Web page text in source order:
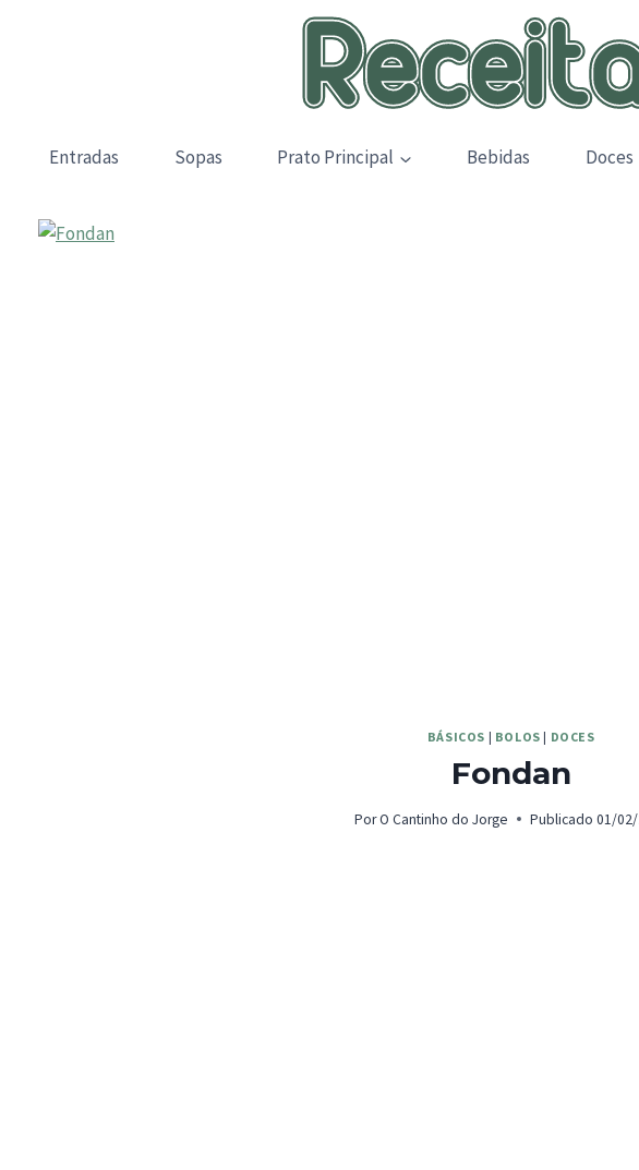
Entradas Sopas Prato Principal Bebidas Doces
BÁSICOS | BOLOS | DOCES
Fondan
Por O Cantinho do Jorge Publicado 01/